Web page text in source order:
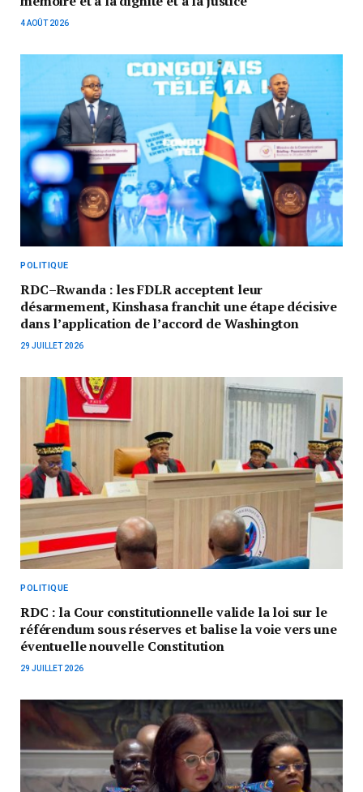
4 AOÛT 2026
POLITIQUE
RDC–Rwanda : les FDLR acceptent leur
désarmement, Kinshasa franchit une étape décisive
dans l’application de l’accord de Washington
29 JUILLET 2026
POLITIQUE
RDC : la Cour constitutionnelle valide la loi sur le
référendum sous réserves et balise la voie vers une
éventuelle nouvelle Constitution
29 JUILLET 2026